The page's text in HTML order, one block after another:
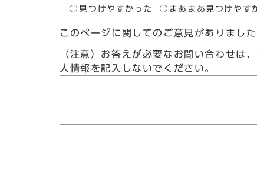
見つけやすかった まあまあ見つけやす
このページに関してのご意見がありまし
（注意）お答えが必要なお問い合わせは
人情報を記入しないでください。